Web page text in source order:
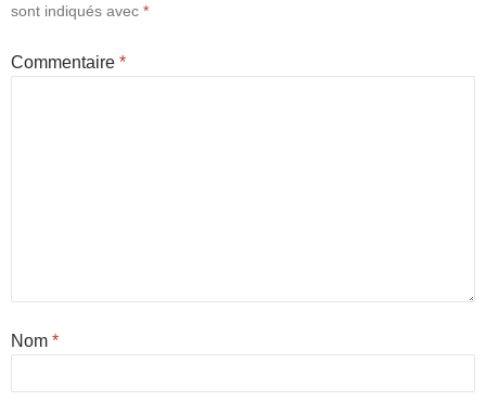
sont indiqués avec *
Commentaire *
Nom *